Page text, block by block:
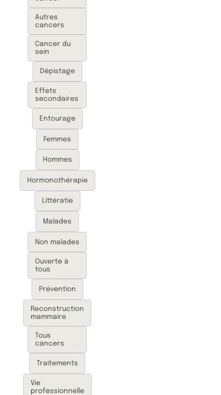
Autres
cancers
Cancer du
sein
Dépistage
Effets
secondaires
Entourage
Femmes
Hommes
Hormonothérapie
Littératie
Malades
Non malades
Ouverte à
tous
Prévention
Reconstruction
mammaire
Tous
cancers
Traitements
Vie
professionnelle